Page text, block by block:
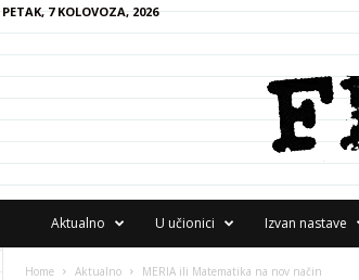
PETAK, 7 KOLOVOZA, 2026
Aktualno U učionici Izvan nastave
Home Aktualno MERIA ili Matematika na nov način